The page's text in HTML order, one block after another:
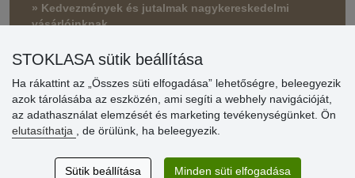
» Kedvezmények és jutalmak nagykereskedelmi
vásárlóinknak
» Súgó
Vásárlók
értékelése
Excellent service
STOKLASA sütik beállítása
Ha rákattint az „Összes süti elfogadása” lehetőségre, beleegyezik
azok tárolásába az eszközén, ami segíti a webhely navigációját,
az adathasználat elemzését és marketing tevékenységünket. Ön
elutasíthatja
, de örülünk, ha beleegyezik.
Sütik beállítása Minden süti elfogadása